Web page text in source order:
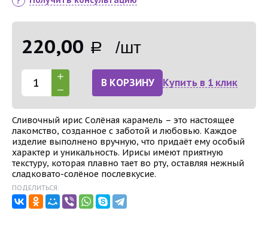
220,00 Р /шт
В КОРЗИНУ Купить в 1 клик
Сливочный ирис Солёная карамель – это настоящее
лакомство, созданное с заботой и любовью. Каждое
изделие выполнено вручную, что придаёт ему особый
характер и уникальность. Ирисы имеют приятную
текстуру, которая плавно тает во рту, оставляя нежный
сладковато-солёное послевкусие.
ПОДЕЛИТЬСЯ: